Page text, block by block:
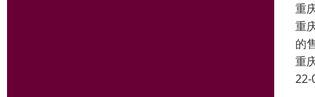
重
重
的
重
22-